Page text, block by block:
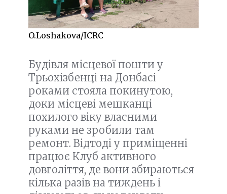
O.Loshakova/ICRC
Будівля місцевої пошти у
Трьохізбенці на Донбасі
роками стояла покинутою,
доки місцеві мешканці
похилого віку власними
руками не зробили там
ремонт. Відтоді у приміщенні
працює Клуб активного
довголіття, де вони збираються
кілька разів на тиждень і